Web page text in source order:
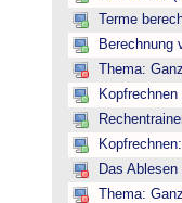
Terme
Berechnung
Thema:
Das
Thema: